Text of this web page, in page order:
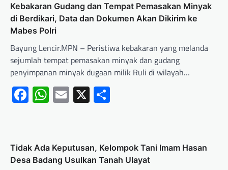
Kebakaran Gudang dan Tempat Pemasakan Minyak
di Berdikari, Data dan Dokumen Akan Dikirim ke
Mabes Polri
Bayung Lencir.MPN – Peristiwa kebakaran yang melanda
sejumlah tempat pemasakan minyak dan gudang
penyimpanan minyak dugaan milik Ruli di wilayah…
Facebook
WhatsApp
Email
X
Tidak Ada Keputusan, Kelompok Tani Imam Hasan
Desa Badang Usulkan Tanah Ulayat